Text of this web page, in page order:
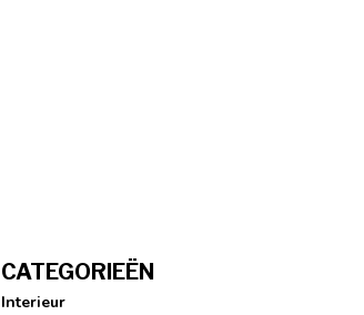
CATEGORIEËN
Interieur